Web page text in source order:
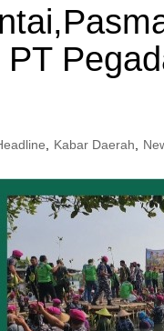
Kabar Daerah